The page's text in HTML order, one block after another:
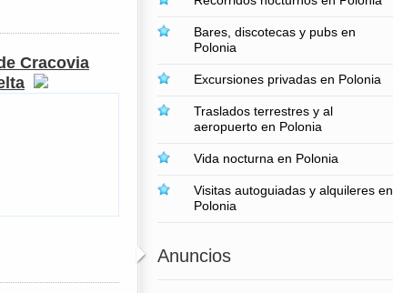
Cracovia
Bares, discotecas y pubs en
Polonia
Excursiones privadas en Polonia
Traslados terrestres y al
aeropuerto en Polonia
Vida nocturna en Polonia
Visitas autoguiadas y alquileres en
Polonia
Anuncios